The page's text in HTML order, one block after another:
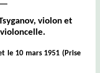
violon et
le 10 mars 1951 (Prise